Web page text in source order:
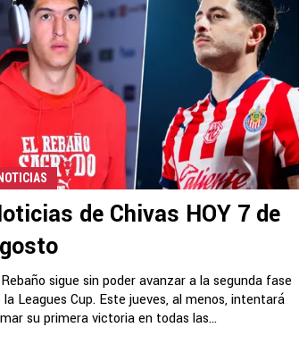
NOTICIAS
de Chivas HOY 7 de
sigue sin poder avanzar a la segunda fase
la Leagues Cup. Este jueves, al menos, intentará
su primera victoria en todas las...